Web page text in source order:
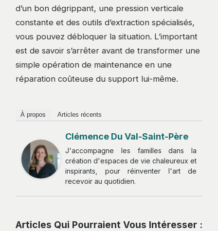
d’un bon dégrippant, une pression verticale
constante et des outils d’extraction spécialisés,
vous pouvez débloquer la situation. L’important
est de savoir s’arrêter avant de transformer une
simple opération de maintenance en une
réparation coûteuse du support lui-même.
À propos Articles récents
Clémence Du Val-Saint-Père
J'accompagne les familles dans la
création d'espaces de vie chaleureux et
inspirants, pour réinventer l'art de
recevoir au quotidien.
Articles Qui Pourraient Vous Intéresser :